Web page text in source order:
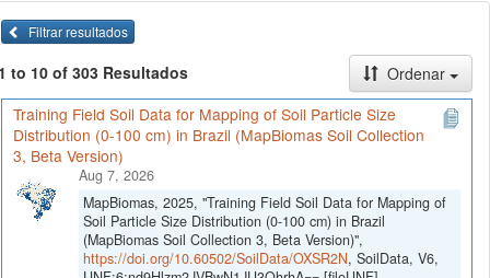
Filtrar resultados
to 10 of 303 Resultados
Ordenar
Training Field Soil Data for Mapping of Soil Particle Size
Distribution (0-100 cm) in Brazil (MapBiomas Soil Collection
3, Beta Version)
Aug 7, 2026
MapBiomas, 2025, "Training Field Soil Data for Mapping of
Soil Particle Size Distribution (0-100 cm) in Brazil
(MapBiomas Soil Collection 3, Beta Version)",
https://doi.org/10.60502/SoilData/OXSR2N, SoilData, V6,